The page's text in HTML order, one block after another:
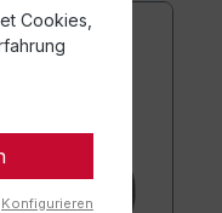
Cookies,
Konfigurieren